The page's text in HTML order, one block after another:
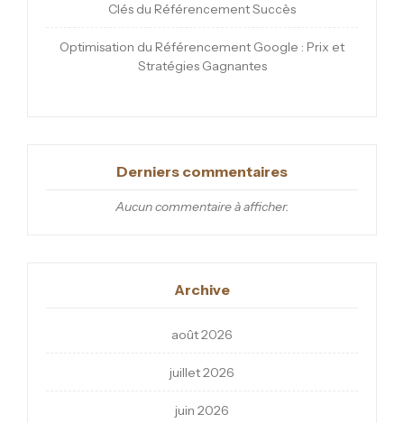
Clés du Référencement Succès
Optimisation du Référencement Google : Prix et
Stratégies Gagnantes
Derniers commentaires
Aucun commentaire à afficher.
Archive
août 2026
juillet 2026
juin 2026